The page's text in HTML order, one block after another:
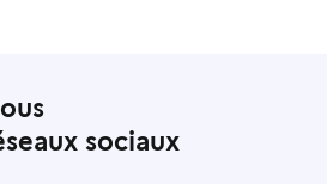
sociaux